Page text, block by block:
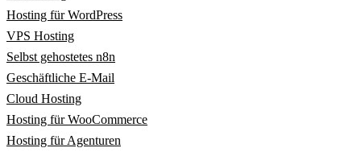
Hosting für WordPress
VPS Hosting
Selbst gehostetes n8n
Geschäftliche E-Mail
Cloud Hosting
Hosting für WooCommerce
Hosting für Agenturen